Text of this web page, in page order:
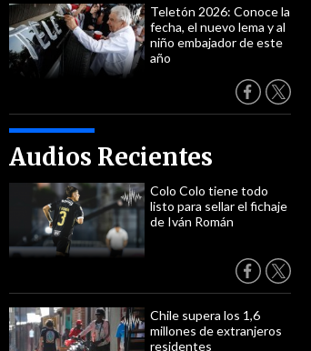
Teletón 2026: Conoce la
fecha, el nuevo lema y al
niño embajador de este
año
Audios Recientes
Colo Colo tiene todo
listo para sellar el fichaje
de Iván Román
Chile supera los 1,6
millones de extranjeros
residentes